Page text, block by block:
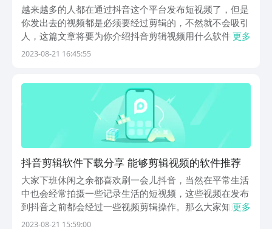
越来越多的人都在通过抖音这个平台发布短视频了，但是
你发出去的视频都是必须要经过剪辑的，不然就不会吸引
人，这篇文章将要为你介绍抖音剪辑视频用什么软件，帮
助大家使用这些软件来剪辑视频制作视频，各种辅助功能
软...
更多
2023-08-21 16:45:55
抖音剪辑软件下载分享 能够剪辑视频的软件推荐
大家下班休闲之余都喜欢刷一会儿抖音，当然在平常生活
中也会经常拍摄一些记录生活的短视频，这些视频在发布
到抖音之前都会经过一些视频剪辑操作。那么大家知道抖
音剪辑软件下载推荐有哪些吗？其实抖音上已经自带了一
更多
2023-08-21 15:59:00